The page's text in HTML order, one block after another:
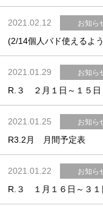
2021.02.12 お知ら
2021.01.29 お知ら
R.３ ２月１日～１５
2021.01.25 お知ら
R3.2月 月間予定表
2021.01.22 お知ら